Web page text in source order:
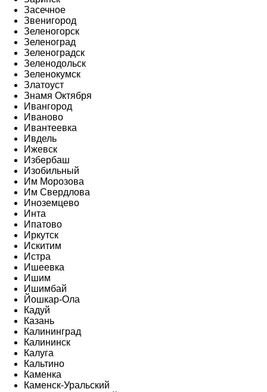
Засечное
Звенигород
Зеленогорск
Зеленоград
Зеленоградск
Зеленодольск
Зеленокумск
Златоуст
Знамя Октября
Ивангород
Иваново
Ивантеевка
Ивдель
Ижевск
Избербаш
Изобильный
Им Морозова
Им Свердлова
Иноземцево
Инта
Ипатово
Иркутск
Искитим
Истра
Ишеевка
Ишим
Ишимбай
Йошкар-Ола
Кадуй
Казань
Калининград
Калининск
Калуга
Кальтино
Каменка
Каменск-Уральский